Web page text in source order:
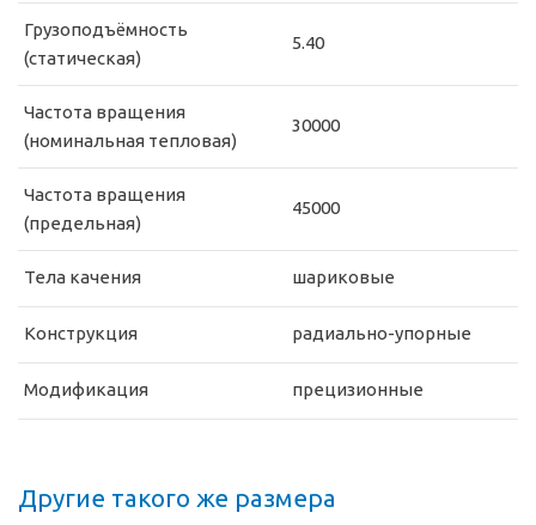
Грузоподъёмность
(статическая)
5.40
Частота вращения
(номинальная тепловая)
30000
Частота вращения
(предельная)
45000
Тела качения шариковые
Конструкция радиально-упорные
Модификация прецизионные
Другие такого же размера